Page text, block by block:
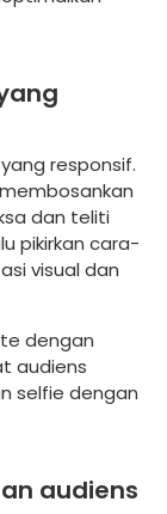
responsif.
dan teliti
pikirkan cara-
visual dan
dengan
audiens
selfie dengan
audiens